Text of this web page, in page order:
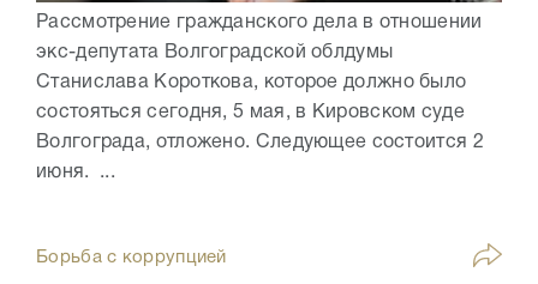
Рассмотрение гражданского дела в отношении
экс-депутата Волгоградской облдумы
Станислава Короткова, которое должно было
состояться сегодня, 5 мая, в Кировском суде
Волгограда, отложено. Следующее состоится 2
июня. ...
Борьба с коррупцией